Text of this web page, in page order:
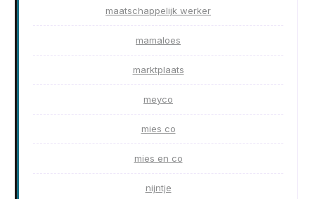
maatschappelijk werker
mamaloes
marktplaats
meyco
mies co
mies en co
nijntje